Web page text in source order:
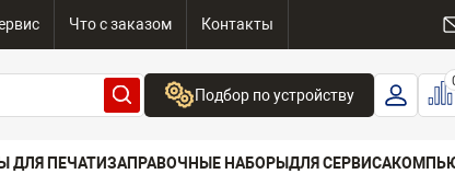
Что с заказом Контакты
Подбор по устройству
Выберите бренд
ДЛЯ ПЕЧАТИЗАПРАВОЧНЫЕ НАБОРЫДЛЯ СЕРВИСА